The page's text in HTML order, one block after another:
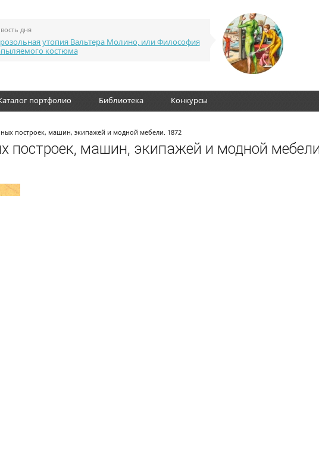
дня
утопия Вальтера Молино, или Философия
костюма
портфолио Библиотека Конкурсы
построек, машин, экипажей и модной мебели. 1872
построек, машин, экипажей и модной